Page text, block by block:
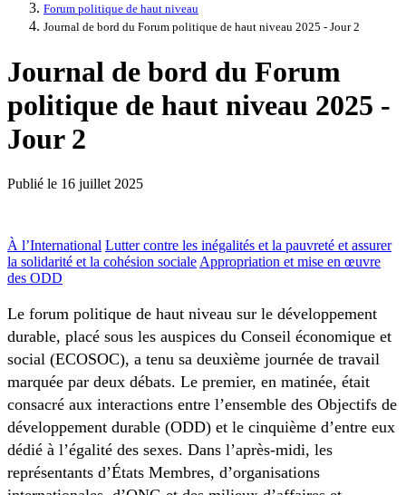
Forum politique de haut niveau
Journal de bord du Forum politique de haut niveau 2025 - Jour 2
Journal de bord du Forum
politique de haut niveau 2025 -
Jour 2
Publié le 16 juillet 2025
À l’International Lutter contre les inégalités et la pauvreté et assurer
la solidarité et la cohésion sociale Appropriation et mise en œuvre
des ODD
Le forum politique de haut niveau sur le développement
durable, placé sous les auspices du Conseil économique et
social (ECOSOC), a tenu sa deuxième journée de travail
marquée par deux débats. Le premier, en matinée, était
consacré aux interactions entre l’ensemble des Objectifs de
développement durable (ODD) et le cinquième d’entre eux
dédié à l’égalité des sexes. Dans l’après-midi, les
représentants d’États Membres, d’organisations